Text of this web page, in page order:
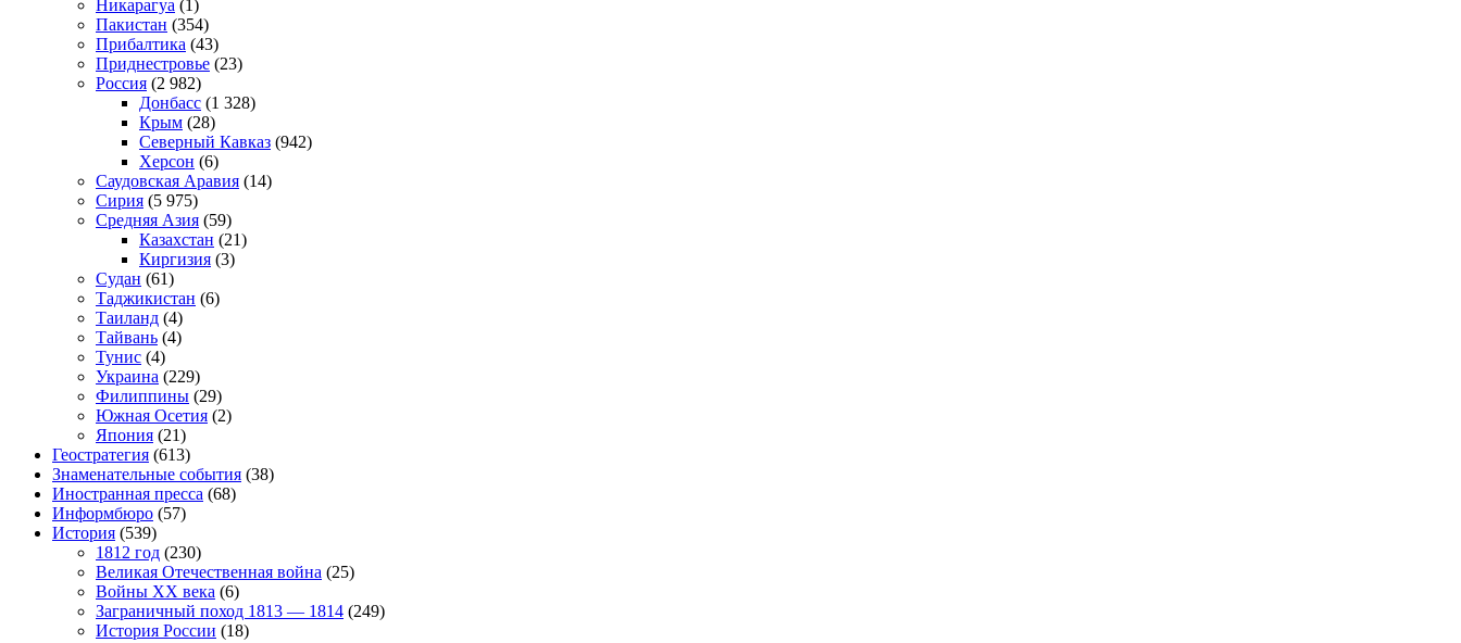
Никарагуа (1)
Пакистан (354)
Прибалтика (43)
Приднестровье (23)
Россия (2 982)
Донбасс (1 328)
Крым (28)
Северный Кавказ (942)
Херсон (6)
Саудовская Аравия (14)
Сирия (5 975)
Средняя Азия (59)
Казахстан (21)
Киргизия (3)
Судан (61)
Таджикистан (6)
Таиланд (4)
Тайвань (4)
Тунис (4)
Украина (229)
Филиппины (29)
Южная Осетия (2)
Япония (21)
Геостратегия (613)
Знаменательные события (38)
Иностранная пресса (68)
Информбюро (57)
История (539)
1812 год (230)
Великая Отечественная война (25)
Войны XX века (6)
Заграничный поход 1813 — 1814 (249)
История России (18)